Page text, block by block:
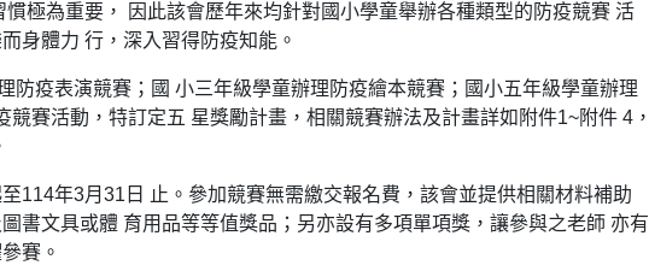
極為重要， 因此該會歷年來均針對國小學童舉辦各種類型的防疫競賽 活
身體力 行，深入習得防疫知能。
防疫表演競賽；國 小三年級學童辦理防疫繪本競賽；國小五年級學童辦理
賽活動，特訂定五 星獎勵計畫，相關競賽辦法及計畫詳如附件1~附件 4，
114年3月31日 止。參加競賽無需繳交報名費，該會並提供相關材料補助
書文具或體 育用品等等值獎品；另亦設有多項單項獎，讓參與之老師 亦有
賽。